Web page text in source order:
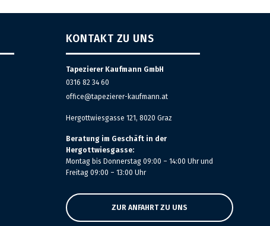
KONTAKT ZU UNS
Tapezierer Kaufmann GmbH
0316 82 34 60
office@tapezierer-kaufmann.at
Hergottwiesgasse 121, 8020 Graz
Beratung im Geschäft in der
Hergottwiesgasse:
Montag bis Donnerstag 09:00 – 14:00 Uhr und
Freitag 09:00 – 13:00 Uhr
ZUR ANFAHRT ZU UNS